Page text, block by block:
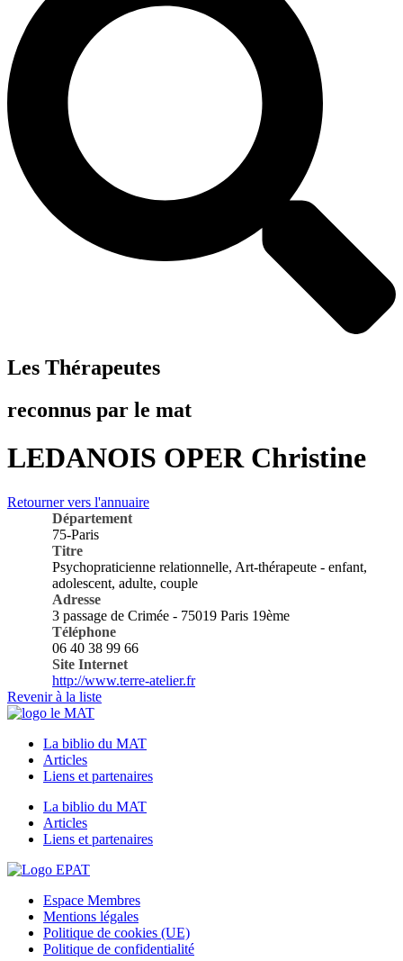
Les Thérapeutes
reconnus par le mat
LEDANOIS OPER Christine
Retourner vers l'annuaire
Département
75-Paris
Titre
Psychopraticienne relationnelle, Art-thérapeute - enfant,
adolescent, adulte, couple
Adresse
3 passage de Crimée - 75019 Paris 19ème
Téléphone
06 40 38 99 66
Site Internet
http://www.terre-atelier.fr
Revenir à la liste
La biblio du MAT
Articles
Liens et partenaires
La biblio du MAT
Articles
Liens et partenaires
Espace Membres
Mentions légales
Politique de cookies (UE)
Politique de confidentialité